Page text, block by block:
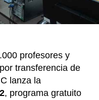
de
en
profesores y
transferencia de
lanza la
, programa gratuito